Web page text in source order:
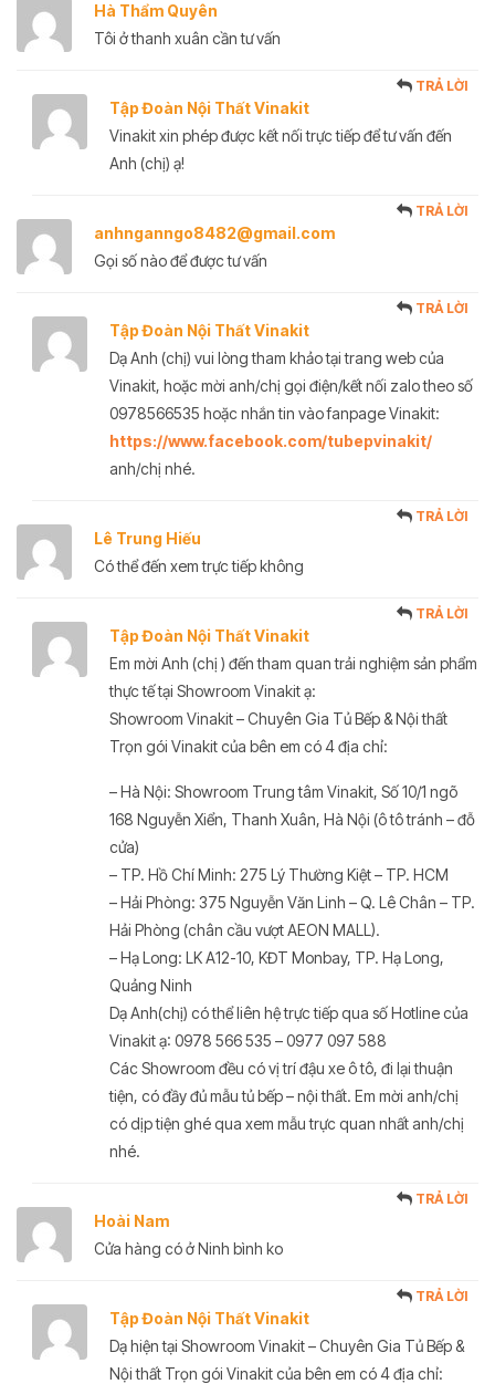
Hà Thẩm Quyên
Tôi ở thanh xuân cần tư vấn
Tập Đoàn Nội Thất Vinakit
TRẢ LỜI
Vinakit xin phép được kết nối trực tiếp để tư vấn đến
Anh (chị) ạ!
anhnganngo8482@gmail.com
TRẢ LỜI
Gọi số nào để được tư vấn
Tập Đoàn Nội Thất Vinakit
TRẢ LỜI
Dạ Anh (chị) vui lòng tham khảo tại trang web của
Vinakit, hoặc mời anh/chị gọi điện/kết nối zalo theo số
0978566535 hoặc nhắn tin vào fanpage Vinakit:
https://www.facebook.com/tubepvinakit/
anh/chị nhé.
Lê Trung Hiếu
TRẢ LỜI
Có thể đến xem trực tiếp không
Tập Đoàn Nội Thất Vinakit
TRẢ LỜI
Em mời Anh (chị ) đến tham quan trải nghiệm sản phẩm
thực tế tại Showroom Vinakit ạ:
Showroom Vinakit – Chuyên Gia Tủ Bếp & Nội thất
Trọn gói Vinakit của bên em có 4 địa chỉ:
– Hà Nội: Showroom Trung tâm Vinakit, Số 10/1 ngõ
168 Nguyễn Xiển, Thanh Xuân, Hà Nội (ô tô tránh – đỗ
cửa)
– TP. Hồ Chí Minh: 275 Lý Thường Kiệt – TP. HCM
– Hải Phòng: 375 Nguyễn Văn Linh – Q. Lê Chân – TP.
Hải Phòng (chân cầu vượt AEON MALL).
– Hạ Long: LK A12-10, KĐT Monbay, TP. Hạ Long,
Quảng Ninh
Dạ Anh(chị) có thể liên hệ trực tiếp qua số Hotline của
Vinakit ạ: 0978 566 535 – 0977 097 588
Các Showroom đều có vị trí đậu xe ô tô, đi lại thuận
tiện, có đầy đủ mẫu tủ bếp – nội thất. Em mời anh/chị
có dịp tiện ghé qua xem mẫu trực quan nhất anh/chị
nhé.
Hoài Nam
TRẢ LỜI
Cửa hàng có ở Ninh bình ko
Tập Đoàn Nội Thất Vinakit
TRẢ LỜI
Dạ hiện tại Showroom Vinakit – Chuyên Gia Tủ Bếp &
Nội thất Trọn gói Vinakit của bên em có 4 địa chỉ: